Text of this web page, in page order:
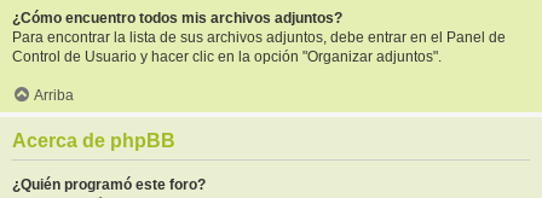
¿Cómo encuentro todos mis archivos adjuntos?
Para encontrar la lista de sus archivos adjuntos, debe entrar en el Panel de
Control de Usuario y hacer clic en la opción "Organizar adjuntos".
Arriba
Acerca de phpBB
¿Quién programó este foro?